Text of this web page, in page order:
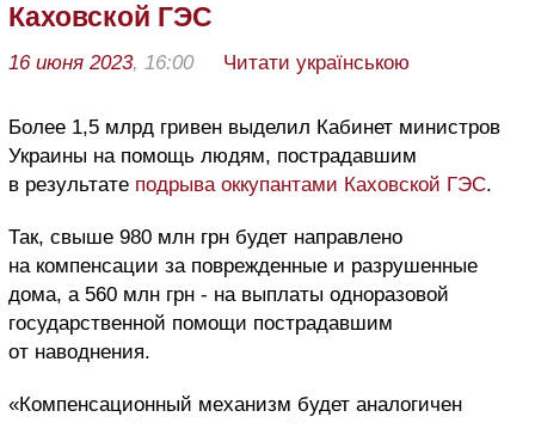
Каховской ГЭС
16 июня 2023, 16:00 Читати українською
Более 1,5 млрд гривен выделил Кабинет министров
Украины на помощь людям, пострадавшим
в результате подрыва оккупантами Каховской ГЭС.
Так, свыше 980 млн грн будет направлено
на компенсации за поврежденные и разрушенные
дома, а 560 млн грн - на выплаты одноразовой
государственной помощи пострадавшим
от наводнения.
«Компенсационный механизм будет аналогичен